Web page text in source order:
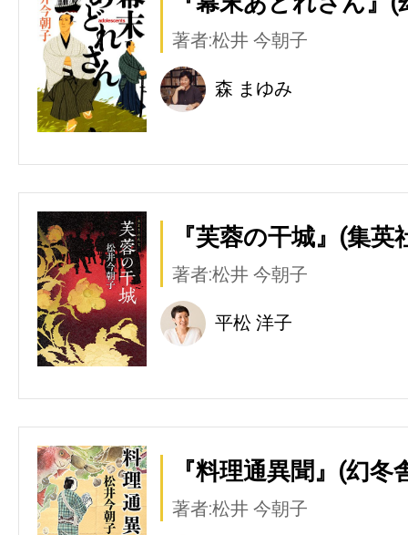
著者:松井 今朝子
森 まゆみ
『芙蓉の干城』(集英
著者:松井 今朝子
平松 洋子
『料理通異聞』(幻冬
著者:松井 今朝子